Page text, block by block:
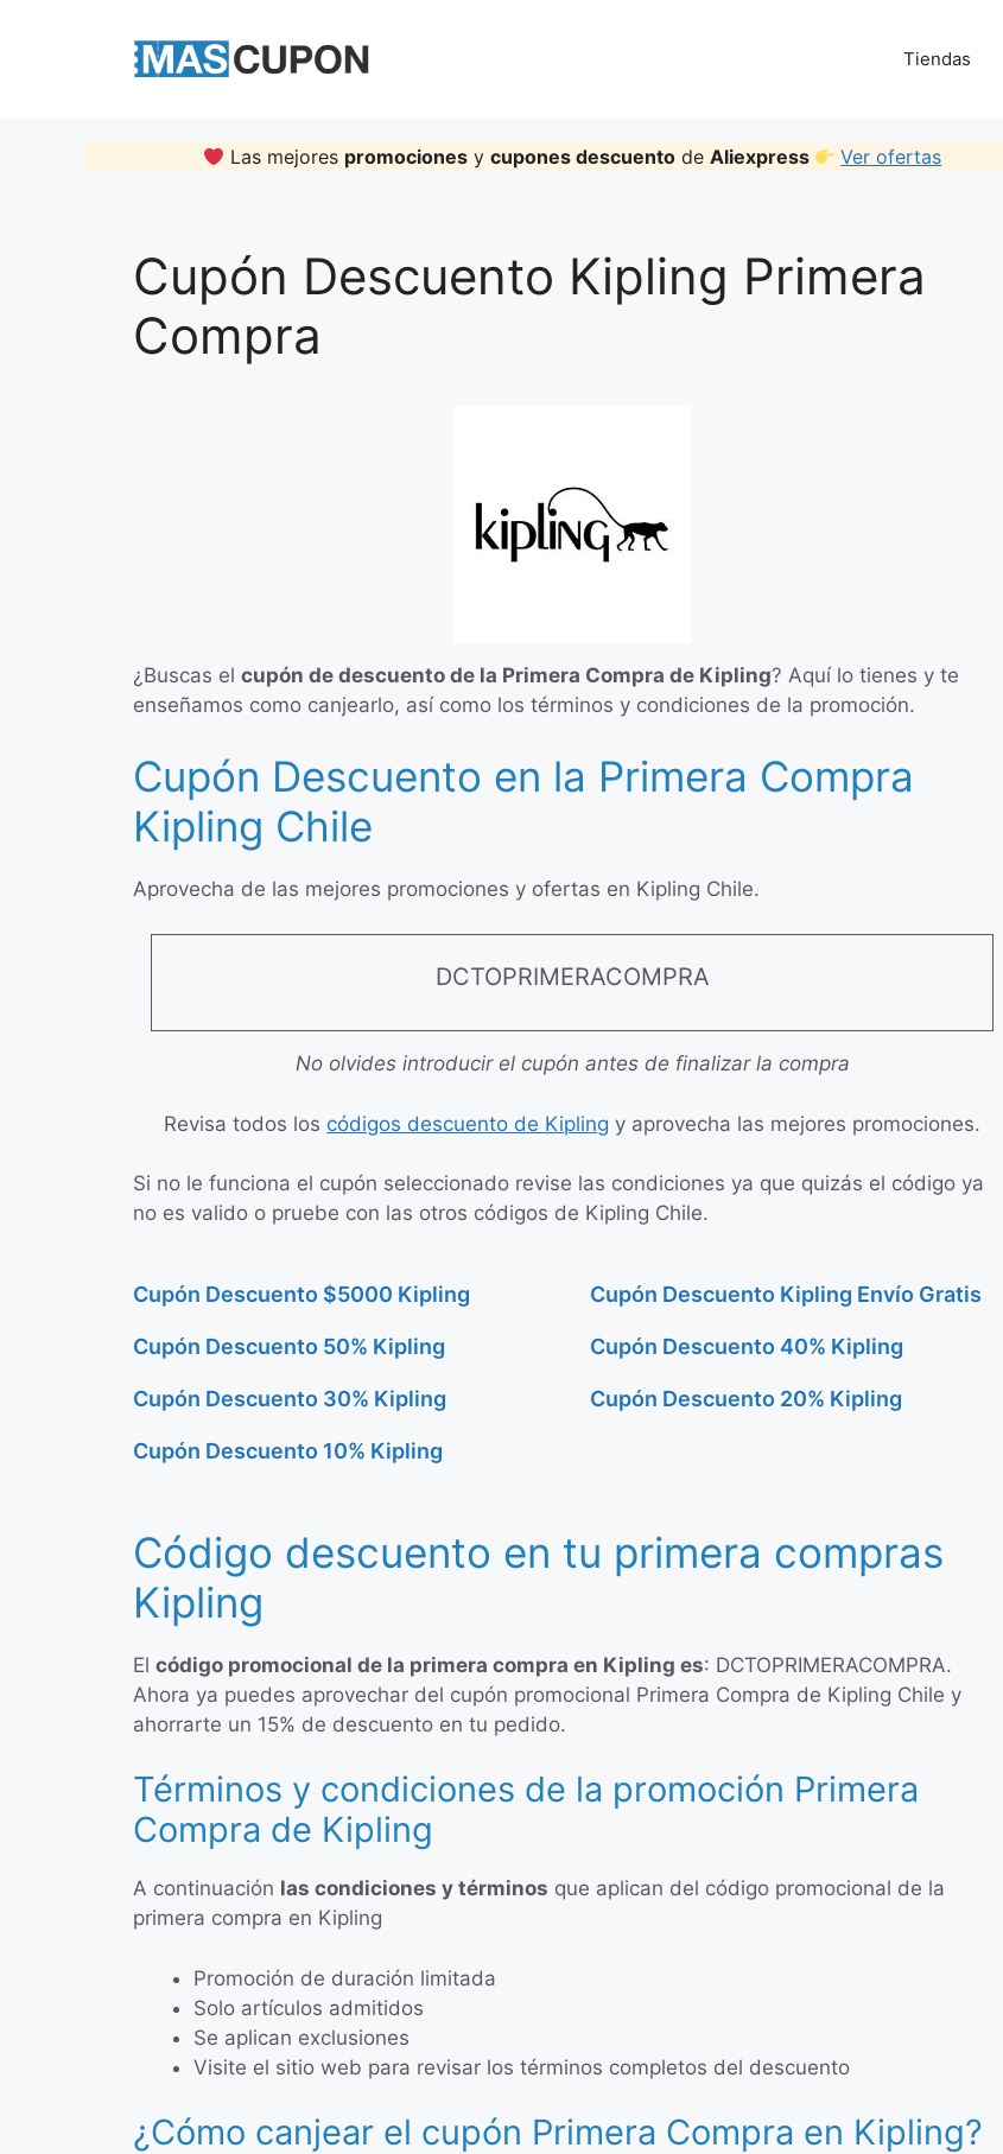
Tiendas
Las mejores promociones y cupones descuento de Aliexpress Ver ofertas
Cupón Descuento Kipling Primera
Compra
¿Buscas el cupón de descuento de la Primera Compra de Kipling? Aquí lo tienes y te
enseñamos como canjearlo, así como los términos y condiciones de la promoción.
Cupón Descuento en la Primera Compra
Kipling Chile
Aprovecha de las mejores promociones y ofertas en Kipling Chile.
DCTOPRIMERACOMPRA
No olvides introducir el cupón antes de finalizar la compra
Revisa todos los códigos descuento de Kipling y aprovecha las mejores promociones.
Si no le funciona el cupón seleccionado revise las condiciones ya que quizás el código ya
no es valido o pruebe con las otros códigos de Kipling Chile.
Cupón Descuento $5000 Kipling Cupón Descuento Kipling Envío Gratis
Cupón Descuento 50% Kipling Cupón Descuento 40% Kipling
Cupón Descuento 30% Kipling Cupón Descuento 20% Kipling
Cupón Descuento 10% Kipling
Código descuento en tu primera compras
Kipling
El código promocional de la primera compra en Kipling es: DCTOPRIMERACOMPRA.
Ahora ya puedes aprovechar del cupón promocional Primera Compra de Kipling Chile y
ahorrarte un 15% de descuento en tu pedido.
Términos y condiciones de la promoción Primera
Compra de Kipling
A continuación las condiciones y términos que aplican del código promocional de la
primera compra en Kipling
Promoción de duración limitada
Solo artículos admitidos
Se aplican exclusiones
Visite el sitio web para revisar los términos completos del descuento
¿Cómo canjear el cupón Primera Compra en Kipling?